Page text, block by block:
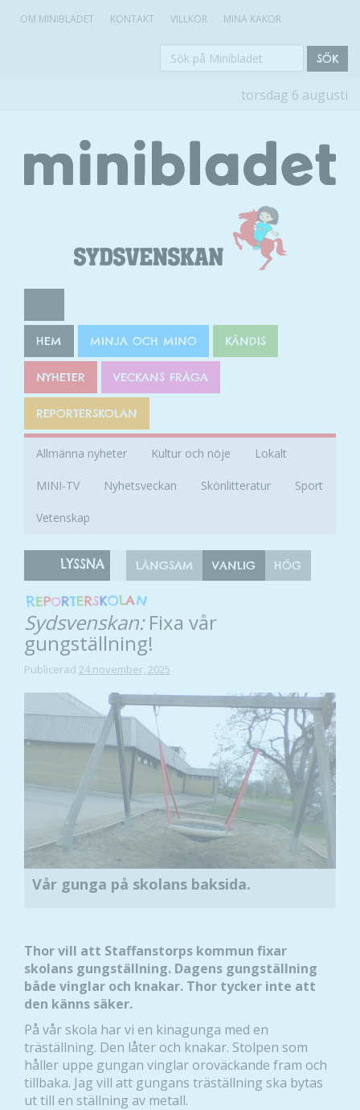
OM MINIBLADET KONTAKT VILLKOR MINA KAKOR
Sök
SÖK
torsdag 6 augusti
HEM MINJA OCH MINO KÄNDIS
NYHETER VECKANS FRÅGA
REPORTERSKOLAN
Allmänna nyheter Kultur och nöje Lokalt
MINI-TV Nyhetsveckan Skönlitteratur Sport
Vetenskap
LYSSNA LÅNGSAM VANLIG HÖG
Sydsvenskan:Fixa vår
gungställning!
Publicerad 24 november, 2025
Vår gunga på skolans baksida.
Thor vill att Staffanstorps kommun fixar
skolans gungställning. Dagens gungställning
både vinglar och knakar. Thor tycker inte att
den känns säker.
På vår skola har vi en kinagunga med en
träställning. Den låter och knakar. Stolpen som
håller uppe gungan vinglar oroväckande fram och
tillbaka. Jag vill att gungans träställning ska bytas
ut till en ställning av metall.